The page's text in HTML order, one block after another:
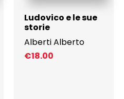
Ludovico e le sue
storie
Alberti Alberto
€18.00